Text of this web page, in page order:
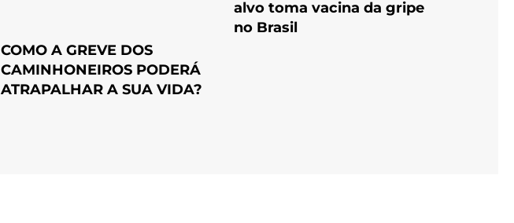
COMO A GREVE DOS
CAMINHONEIROS PODERÁ
ATRAPALHAR A SUA VIDA?
alvo toma vacina da gripe
no Brasil